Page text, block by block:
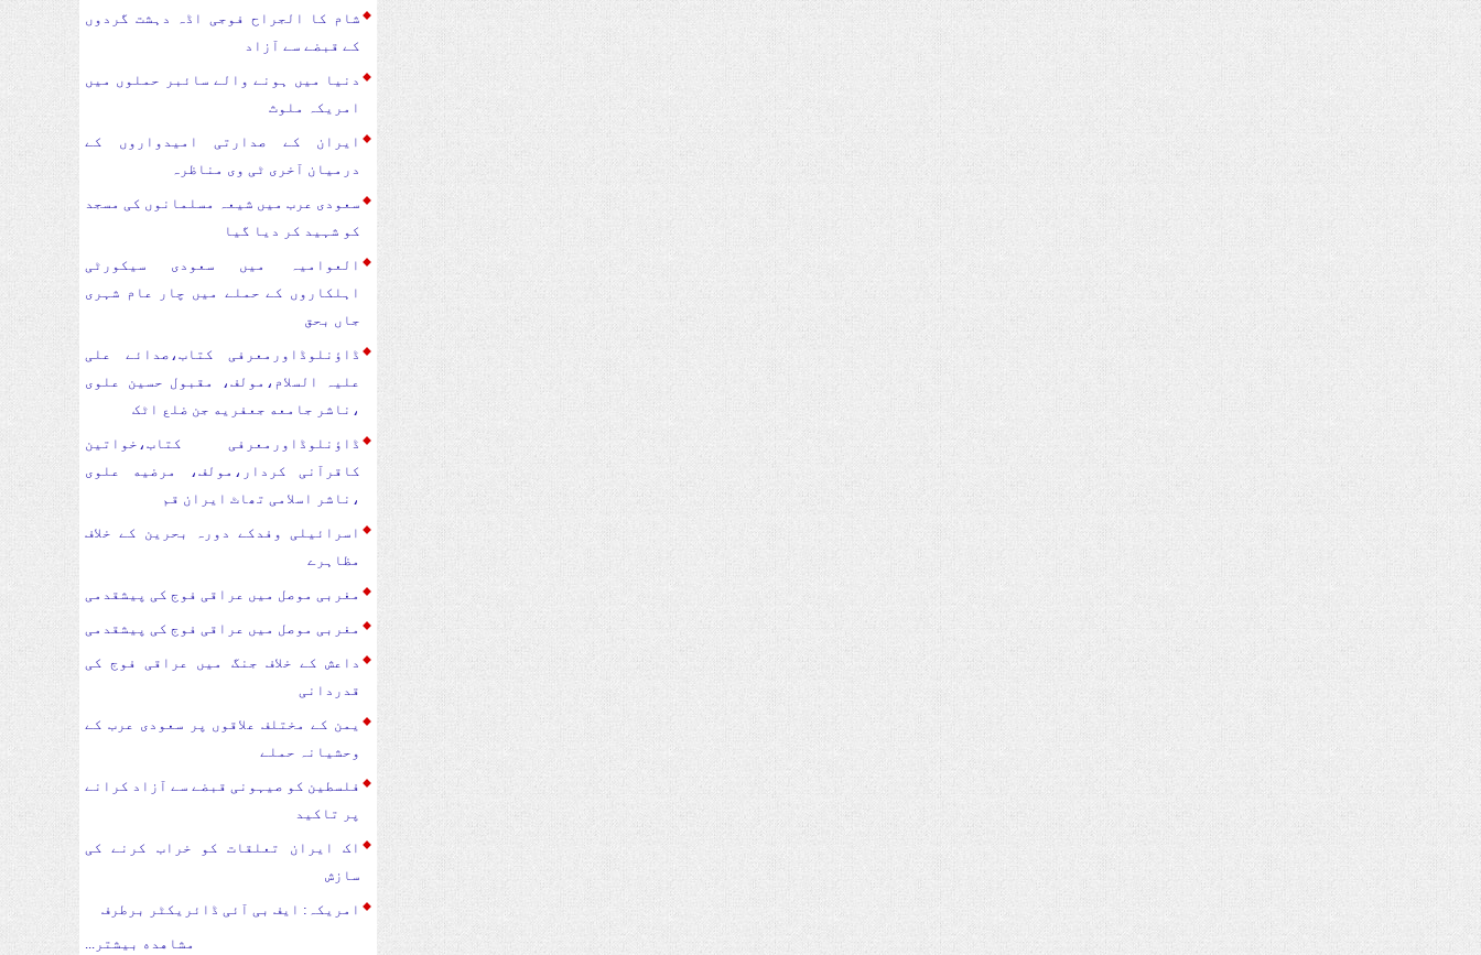
شام کا الجراح فوجی اڈہ دہشت گردوں
کے قبضے سے آزاد
دنیا میں ہونے والے سائبر حملوں میں
امریکہ ملوث
ایران کے صدارتی امیدواروں کے
درمیان آخری ٹی وی مناظرہ
سعودی عرب میں شیعہ مسلمانوں کی مسجد
کو شہید کر دیا گیا
العوامیہ میں سعودی سیکورٹی
اہلکاروں کے حملے میں چار عام شہری
جاں بحق
ڈاؤنلوڈاورمعرفی کتاب،صدائے علی
علیہ السلام،مولف، مقبول حسین علوی
،ناشر جامعه جعفریه جن ضلع اٹک
ڈاؤنلوڈاورمعرفی کتاب،خواتین
کاقرآنی کردار،مولف، مرضیه علوی
،ناشر اسلامی تھاٹ ایران قم
اسرائیلی وفدکے دورہ بحرین کے خلاف
مظاہرے
مغربی موصل میں عراقی فوج کی پیشقدمی
مغربی موصل میں عراقی فوج کی پیشقدمی
داعش کے خلاف جنگ میں عراقی فوج کی
قدردانی
یمن کے مختلف علاقوں پر سعودی عرب کے
وحشیانہ حملے
فلسطین کو صیہونی قبضے سے آزاد کرانے
پر تاکید
اک ایران تعلقات کو خراب کرنے کی
سازش
امریکہ: ایف بی آئی ڈائریکٹر برطرف
مشاهده بیشتر...